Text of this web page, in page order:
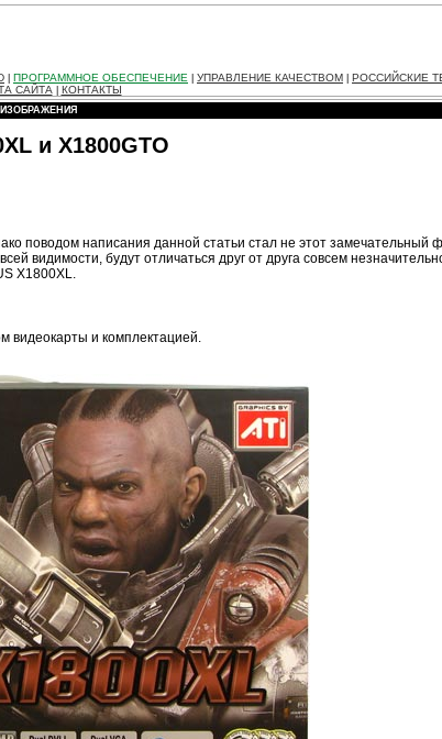
ПРОГРАММНОЕ ОБЕСПЕЧЕНИЕ УПРАВЛЕНИЕ КАЧЕСТВОМ РОССИЙСКИЕ
САЙТА| КОНТАКТЫ
и X1800GTO
поводом написания данной статьи стал не этот замечательный
видимости, будут отличаться друг от друга совсем
X1800XL.
видеокарты и комплектацией.